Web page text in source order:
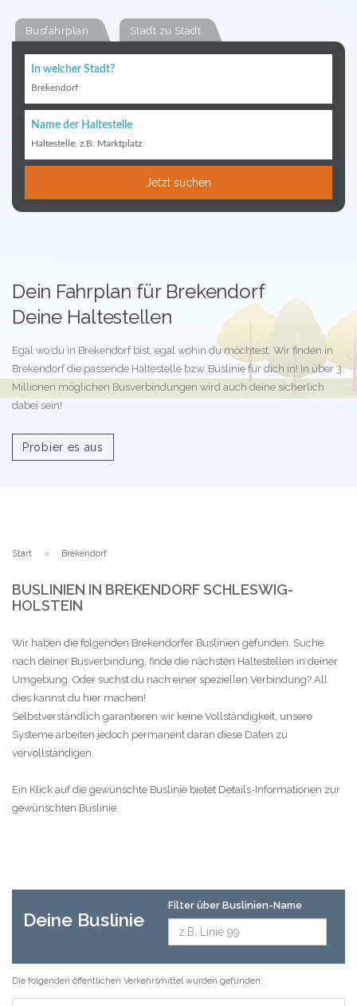
Busfahrplan Stadt zu Stadt
In welcher Stadt?
Brekendorf
Name der Haltestelle
Haltestelle, z.B. Marktplatz
Jetzt suchen
Dein Fahrplan für Brekendorf
Deine Haltestellen
Egal wo du in Brekendorf bist, egal wohin du möchtest. Wir finden in
Brekendorf die passende Haltestelle bzw. Buslinie für dich in! In über 3
Millionen möglichen Busverbindungen wird auch deine sicherlich
dabei sein!
Probier es aus
Start Brekendorf
BUSLINIEN IN BREKENDORF SCHLESWIG-
HOLSTEIN
Wir haben die folgenden Brekendorfer Buslinien gefunden. Suche
nach deiner Busverbindung, finde die nächsten Haltestellen in deiner
Umgebung. Oder suchst du nach einer speziellen Verbindung? All
dies kannst du hier machen!
Selbstverständlich garantieren wir keine Vollständigkeit, unsere
Systeme arbeiten jedoch permanent daran diese Daten zu
vervollständigen.
Ein Klick auf die gewünschte Buslinie bietet Details-Informationen zur
gewünschten Buslinie.
Deine Buslinie
Filter über Buslinien-Name
Die folgenden öffentlichen Verkehrsmittel wurden gefunden: